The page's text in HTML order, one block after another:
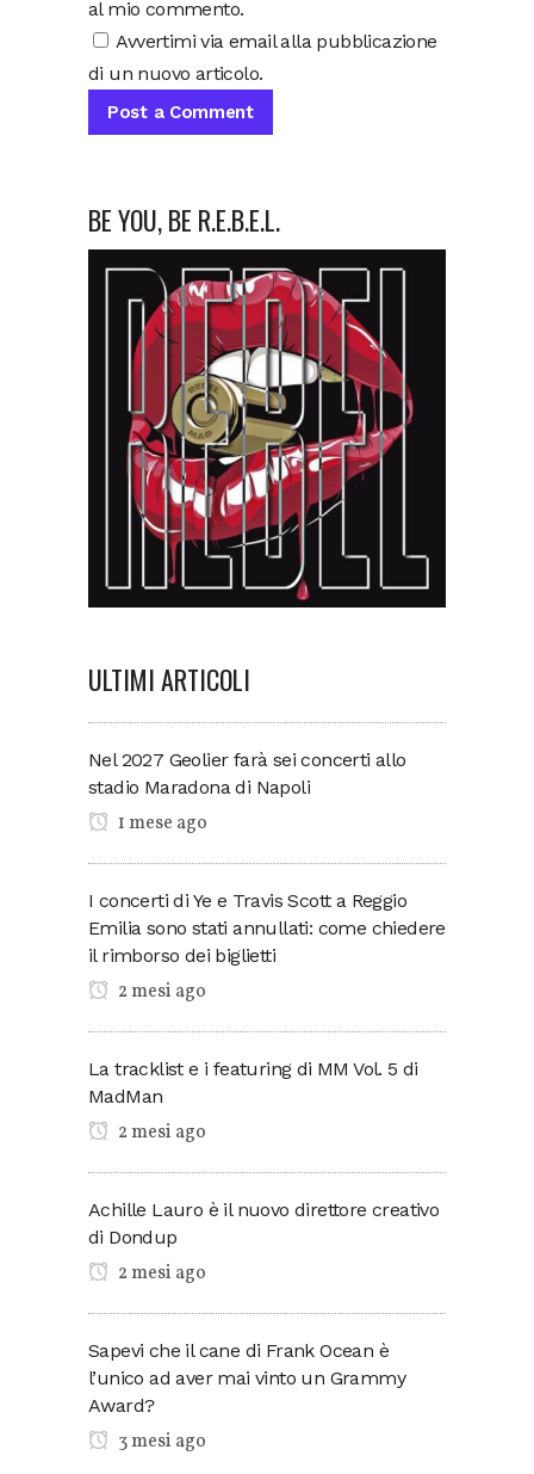
al mio commento.
Avvertimi via email alla pubblicazione
di un nuovo articolo.
BE YOU, BE R.E.B.E.L.
ULTIMI ARTICOLI
Nel 2027 Geolier farà sei concerti allo
stadio Maradona di Napoli
1 mese ago
I concerti di Ye e Travis Scott a Reggio
Emilia sono stati annullati: come chiedere
il rimborso dei biglietti
2 mesi ago
La tracklist e i featuring di MM Vol. 5 di
MadMan
2 mesi ago
Achille Lauro è il nuovo direttore creativo
di Dondup
2 mesi ago
Sapevi che il cane di Frank Ocean è
l’unico ad aver mai vinto un Grammy
Award?
3 mesi ago